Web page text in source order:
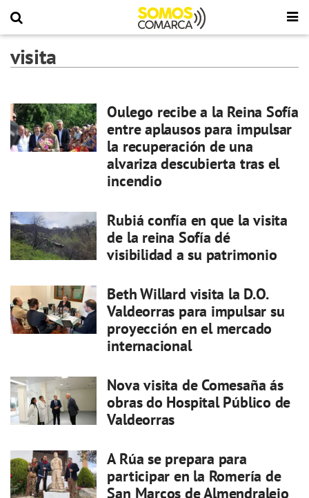
visita
Oulego recibe a la Reina Sofía
entre aplausos para impulsar
la recuperación de una
alvariza descubierta tras el
incendio
Rubiá confía en que la visita
de la reina Sofía dé
visibilidad a su patrimonio
Beth Willard visita la D.O.
Valdeorras para impulsar su
proyección en el mercado
internacional
Nova visita de Comesaña ás
obras do Hospital Público de
Valdeorras
A Rúa se prepara para
participar en la Romería de
San Marcos de Almendralejo